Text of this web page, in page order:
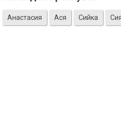
Анастасия Ася Сийка